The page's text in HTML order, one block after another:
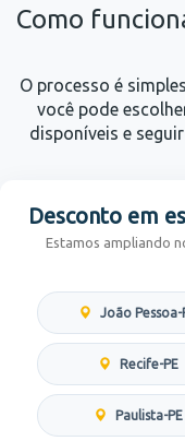
Como
O processo é
você pode
disponíveis e
Desconto em
Estamos ampliando
João Pessoa-
Recife-PE
Paulista-PE